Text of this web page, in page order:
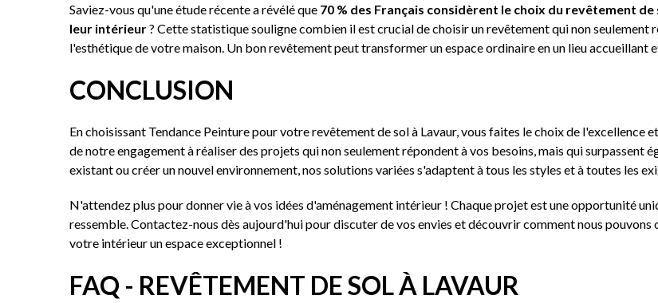
Saviez-vous qu'une étude récente a révélé que 70 % des Français considèrent le choix du revêtement
leur intérieur? Cette statistique souligne combien il est crucial de choisir un revêtement qui non
l'esthétique de votre maison. Un bon revêtement peut transformer un espace ordinaire en un lieu
CONCLUSION
En choisissant Tendance Peinture pour votre revêtement de sol à Lavaur, vous faites le choix de
de notre engagement à réaliser des projets qui non seulement répondent à vos besoins, mais qui surpassent
existant ou créer un nouvel environnement, nos solutions variées s'adaptent à tous les styles et à toutes les
N'attendez plus pour donner vie à vos idées d'aménagement intérieur ! Chaque projet est une opportunité
ressemble. Contactez-nous dès aujourd'hui pour discuter de vos envies et découvrir comment nous
votre intérieur un espace exceptionnel !
FAQ - REVÊTEMENT DE SOL À LAVAUR